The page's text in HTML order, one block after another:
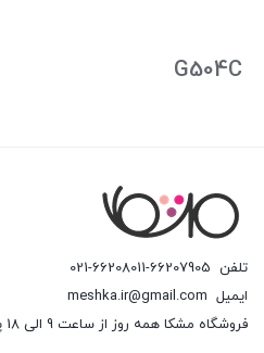
G504C
تلفن 021-66208011-66207905
ایمیل meshka.ir@gmail.com
فروشگاه مشکا همه روز از ساعت 9 الی 18 پاسخگوی شما عزیزان میباشد